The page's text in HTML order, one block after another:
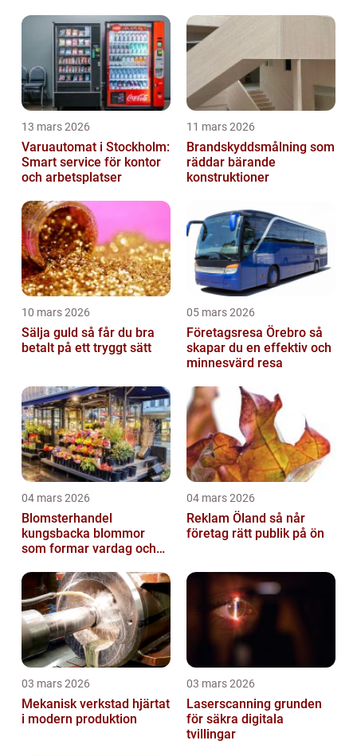
13 mars 2026
Varuautomat i Stockholm:
Smart service för kontor
och arbetsplatser
11 mars 2026
Brandskyddsmålning som
räddar bärande
konstruktioner
10 mars 2026
Sälja guld så får du bra
betalt på ett tryggt sätt
05 mars 2026
Företagsresa Örebro så
skapar du en effektiv och
minnesvärd resa
04 mars 2026
Blomsterhandel
kungsbacka blommor
som formar vardag och
04 mars 2026
Reklam Öland så når
företag rätt publik på ön
03 mars 2026
Mekanisk verkstad hjärtat
i modern produktion
03 mars 2026
Laserscanning grunden
för säkra digitala
tvillingar